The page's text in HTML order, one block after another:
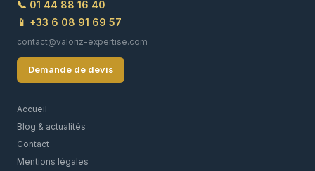
📞 01 44 88 16 40
📱 +33 6 08 91 69 57
contact@valoriz-expertise.com
Demande de devis
Accueil
Blog & actualités
Contact
Mentions légales